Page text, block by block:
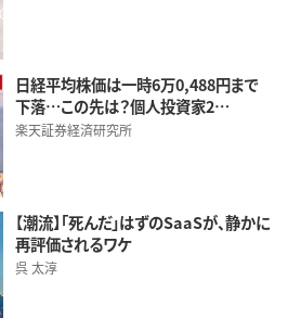
日経平均株価は一時6万0,488円まで
下落…この先は？個人投資家2…
楽天証券経済研究所
【潮流】「死んだ」はずのSaaSが、静かに
再評価されるワケ
呉 太淳